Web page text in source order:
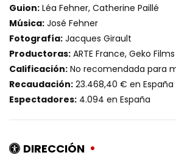
Guion: Léa Fehner, Catherine Paillé
Música: José Fehner
Fotografía: Jacques Girault
Productoras: ARTE France, Geko Films
Calificación: No recomendada para
Recaudación: 23.468,40 € en España
Espectadores: 4.094 en España
DIRECCIÓN